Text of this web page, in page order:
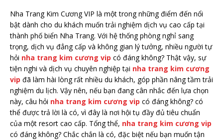
Nha Trang Kim Cương VIP là một trong những điểm đến nổi
bật dành cho du khách muốn trải nghiệm dịch vụ cao cấp tại
thành phố biển Nha Trang. Với hệ thống phòng nghỉ sang
trọng, dịch vụ đẳng cấp và không gian lý tưởng, nhiều người tự
hỏi nha trang kim cương vip có đáng không? Thật vậy, sự
tiện nghi và dịch vụ chuyên nghiệp tại nha trang kim cương
vip đã làm hài lòng rất nhiều du khách, góp phần nâng tầm trải
nghiệm du lịch. Vậy nên, nếu bạn đang cân nhắc đến lựa chọn
này, câu hỏi nha trang kim cương vip có đáng không? có
thể được trả lời là có, vì đây là nơi hội tụ đầy đủ tiêu chuẩn
của một resort cao cấp. Tổng thể, nha trang kim cương vip
có đáng không? Chắc chắn là có, đặc biệt nếu bạn muốn tận